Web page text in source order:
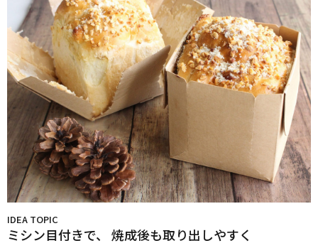
IDEA TOPIC
ミシン目付きで、 焼成後も取り出しやすく